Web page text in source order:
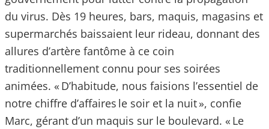
du virus. Dès 19 heures, bars, maquis, magasins et
supermarchés baissaient leur rideau, donnant des
allures d’artère fantôme à ce coin
traditionnellement connu pour ses soirées
animées. « D’habitude, nous faisions l’essentiel de
notre chiffre d’affaires le soir et la nuit », confie
Marc, gérant d’un maquis sur le boulevard. « Le